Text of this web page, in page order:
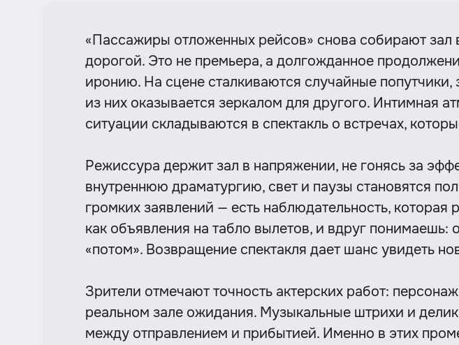
«Пассажиры отложенных рейсов» снова собирают
дорогой. Это не премьера, а долгожданное
иронию. На сцене сталкиваются случайные
из них оказывается зеркалом для другого. Интимная
ситуации складываются в спектакль о встречах,
Режиссура держит зал в напряжении, не гонясь за
внутреннюю драматургию, свет и паузы становятся
громких заявлений — есть наблюдательность,
как объявления на табло вылетов, и вдруг
«потом». Возвращение спектакля дает шанс увидеть
Зрители отмечают точность актерских работ:
реальном зале ожидания. Музыкальные штрихи и
между отправлением и прибытией. Именно в этих